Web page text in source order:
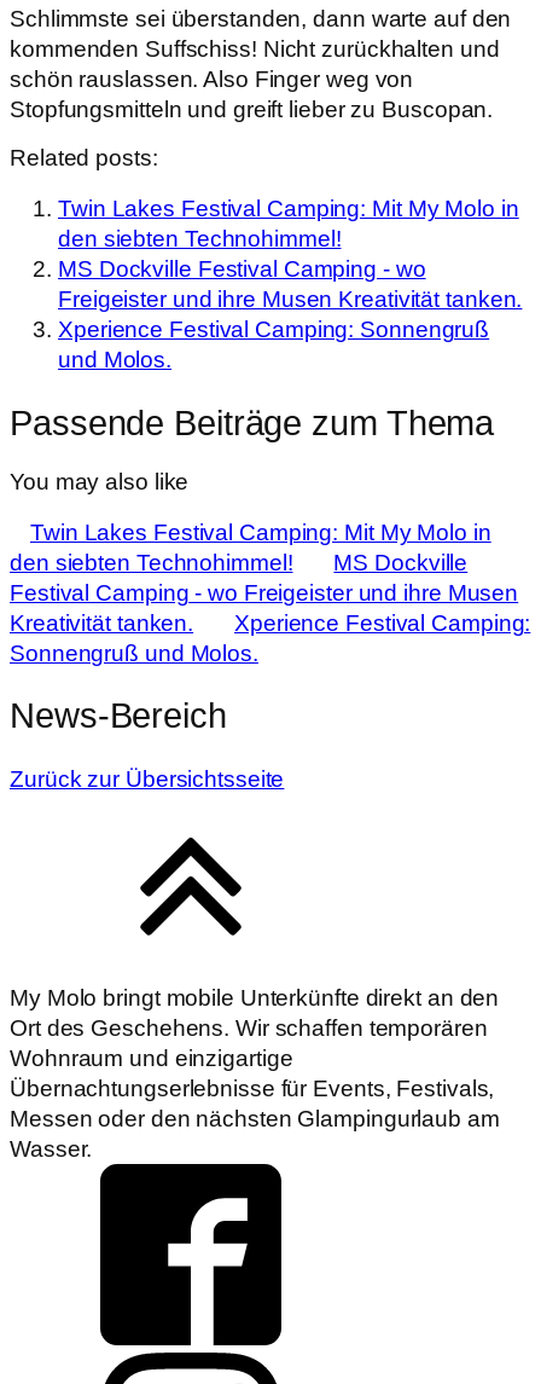
Schlimmste sei überstanden, dann warte auf den
kommenden Suffschiss! Nicht zurückhalten und
schön rauslassen. Also Finger weg von
Stopfungsmitteln und greift lieber zu Buscopan.
Related posts:
Twin Lakes Festival Camping: Mit My Molo in
den siebten Technohimmel!
MS Dockville Festival Camping - wo
Freigeister und ihre Musen Kreativität tanken.
Xperience Festival Camping: Sonnengruß
und Molos.
Passende Beiträge zum Thema
You may also like
Twin Lakes Festival Camping: Mit My Molo in
den siebten Technohimmel!
MS Dockville
Festival Camping - wo Freigeister und ihre Musen
Kreativität tanken.
Xperience Festival Camping:
Sonnengruß und Molos.
News-Bereich
Zurück zur Übersichtsseite
My Molo bringt mobile Unterkünfte direkt an den
Ort des Geschehens. Wir schaffen temporären
Wohnraum und einzigartige
Übernachtungserlebnisse für Events, Festivals,
Messen oder den nächsten Glampingurlaub am
Wasser.